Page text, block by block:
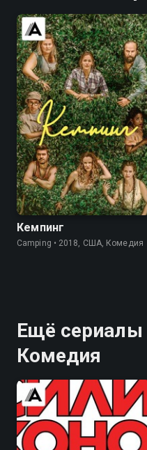
6.3 5.2
Кемпинг
Camping • 2018, США, Комедия
Ещё сериалы
Комедия